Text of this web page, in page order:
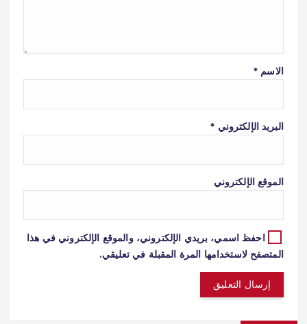
الاسم *
البريد الإلكتروني *
الموقع الإلكتروني
احفظ اسمي، بريدي الإلكتروني، والموقع الإلكتروني في هذا
المتصفح لاستخدامها المرة المقبلة في تعليقي.